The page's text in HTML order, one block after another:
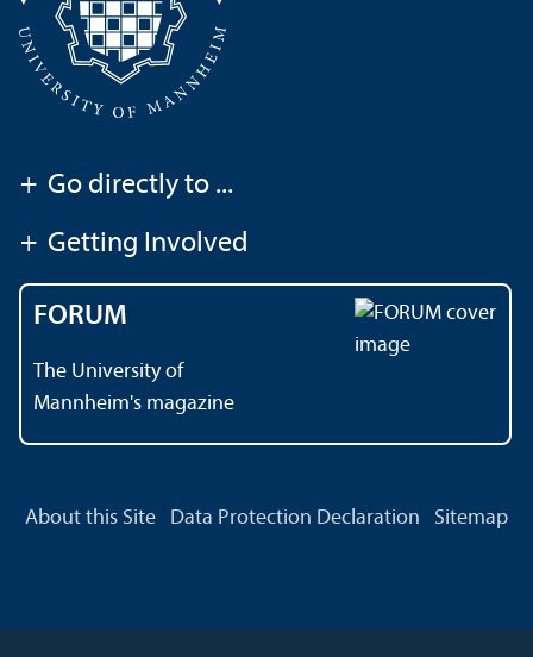
+ Go directly to ...
+ Getting Involved
FORUM
The University of
Mannheim's magazine
About this Site Data Protection Declaration Sitemap